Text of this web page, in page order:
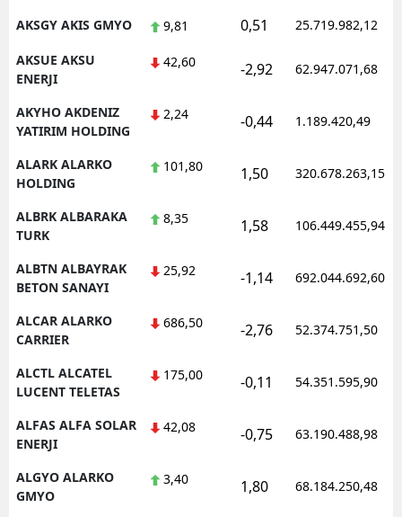
AKSGY AKIS GMYO 9,81 0,51 25.719.982,12
AKSUE AKSU
ENERJI
42,60 -2,92 62.947.071,68
AKYHO AKDENIZ
YATIRIM HOLDING
2,24 -0,44 1.189.420,49
ALARK ALARKO
HOLDING
101,80 1,50 320.678.263,15
ALBRK ALBARAKA
TURK
8,35 1,58 106.449.455,94
ALBTN ALBAYRAK
BETON SANAYI
25,92 -1,14 692.044.692,60
ALCAR ALARKO
CARRIER
686,50 -2,76 52.374.751,50
ALCTL ALCATEL
LUCENT TELETAS
175,00 -0,11 54.351.595,90
ALFAS ALFA SOLAR
ENERJI
42,08 -0,75 63.190.488,98
ALGYO ALARKO
GMYO
3,40 1,80 68.184.250,48